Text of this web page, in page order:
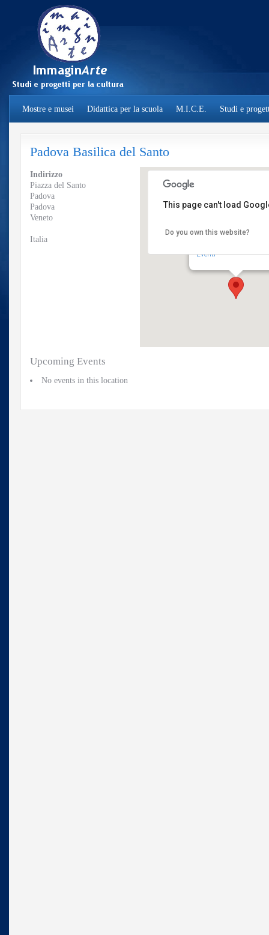
Mostre e musei Didattica per la scuola M.I.C.E. Studi e
Padova Basilica del Santo
Padova Basilica del
Eventi
This page can't load
Do you own this website?
Indirizzo
Piazza del Santo
Padova
Padova
Veneto
Italia
Upcoming Events
No events in this location